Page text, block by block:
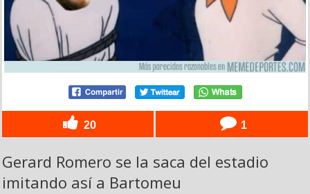
20 1
Gerard Romero se la saca del estadio
imitando así a Bartomeu